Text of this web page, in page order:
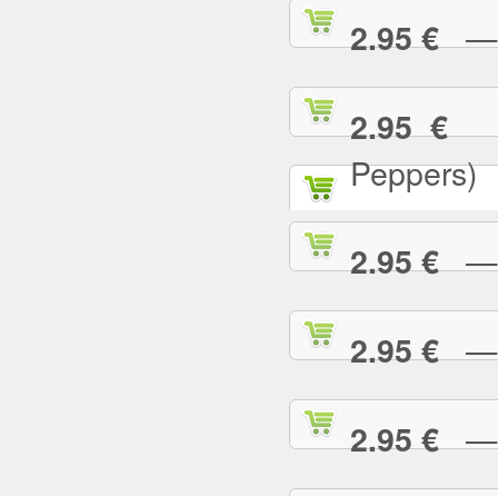
2.95 €—
2.95 €—
Peppers)
2.95 €—
2.95 €—
2.95 €—